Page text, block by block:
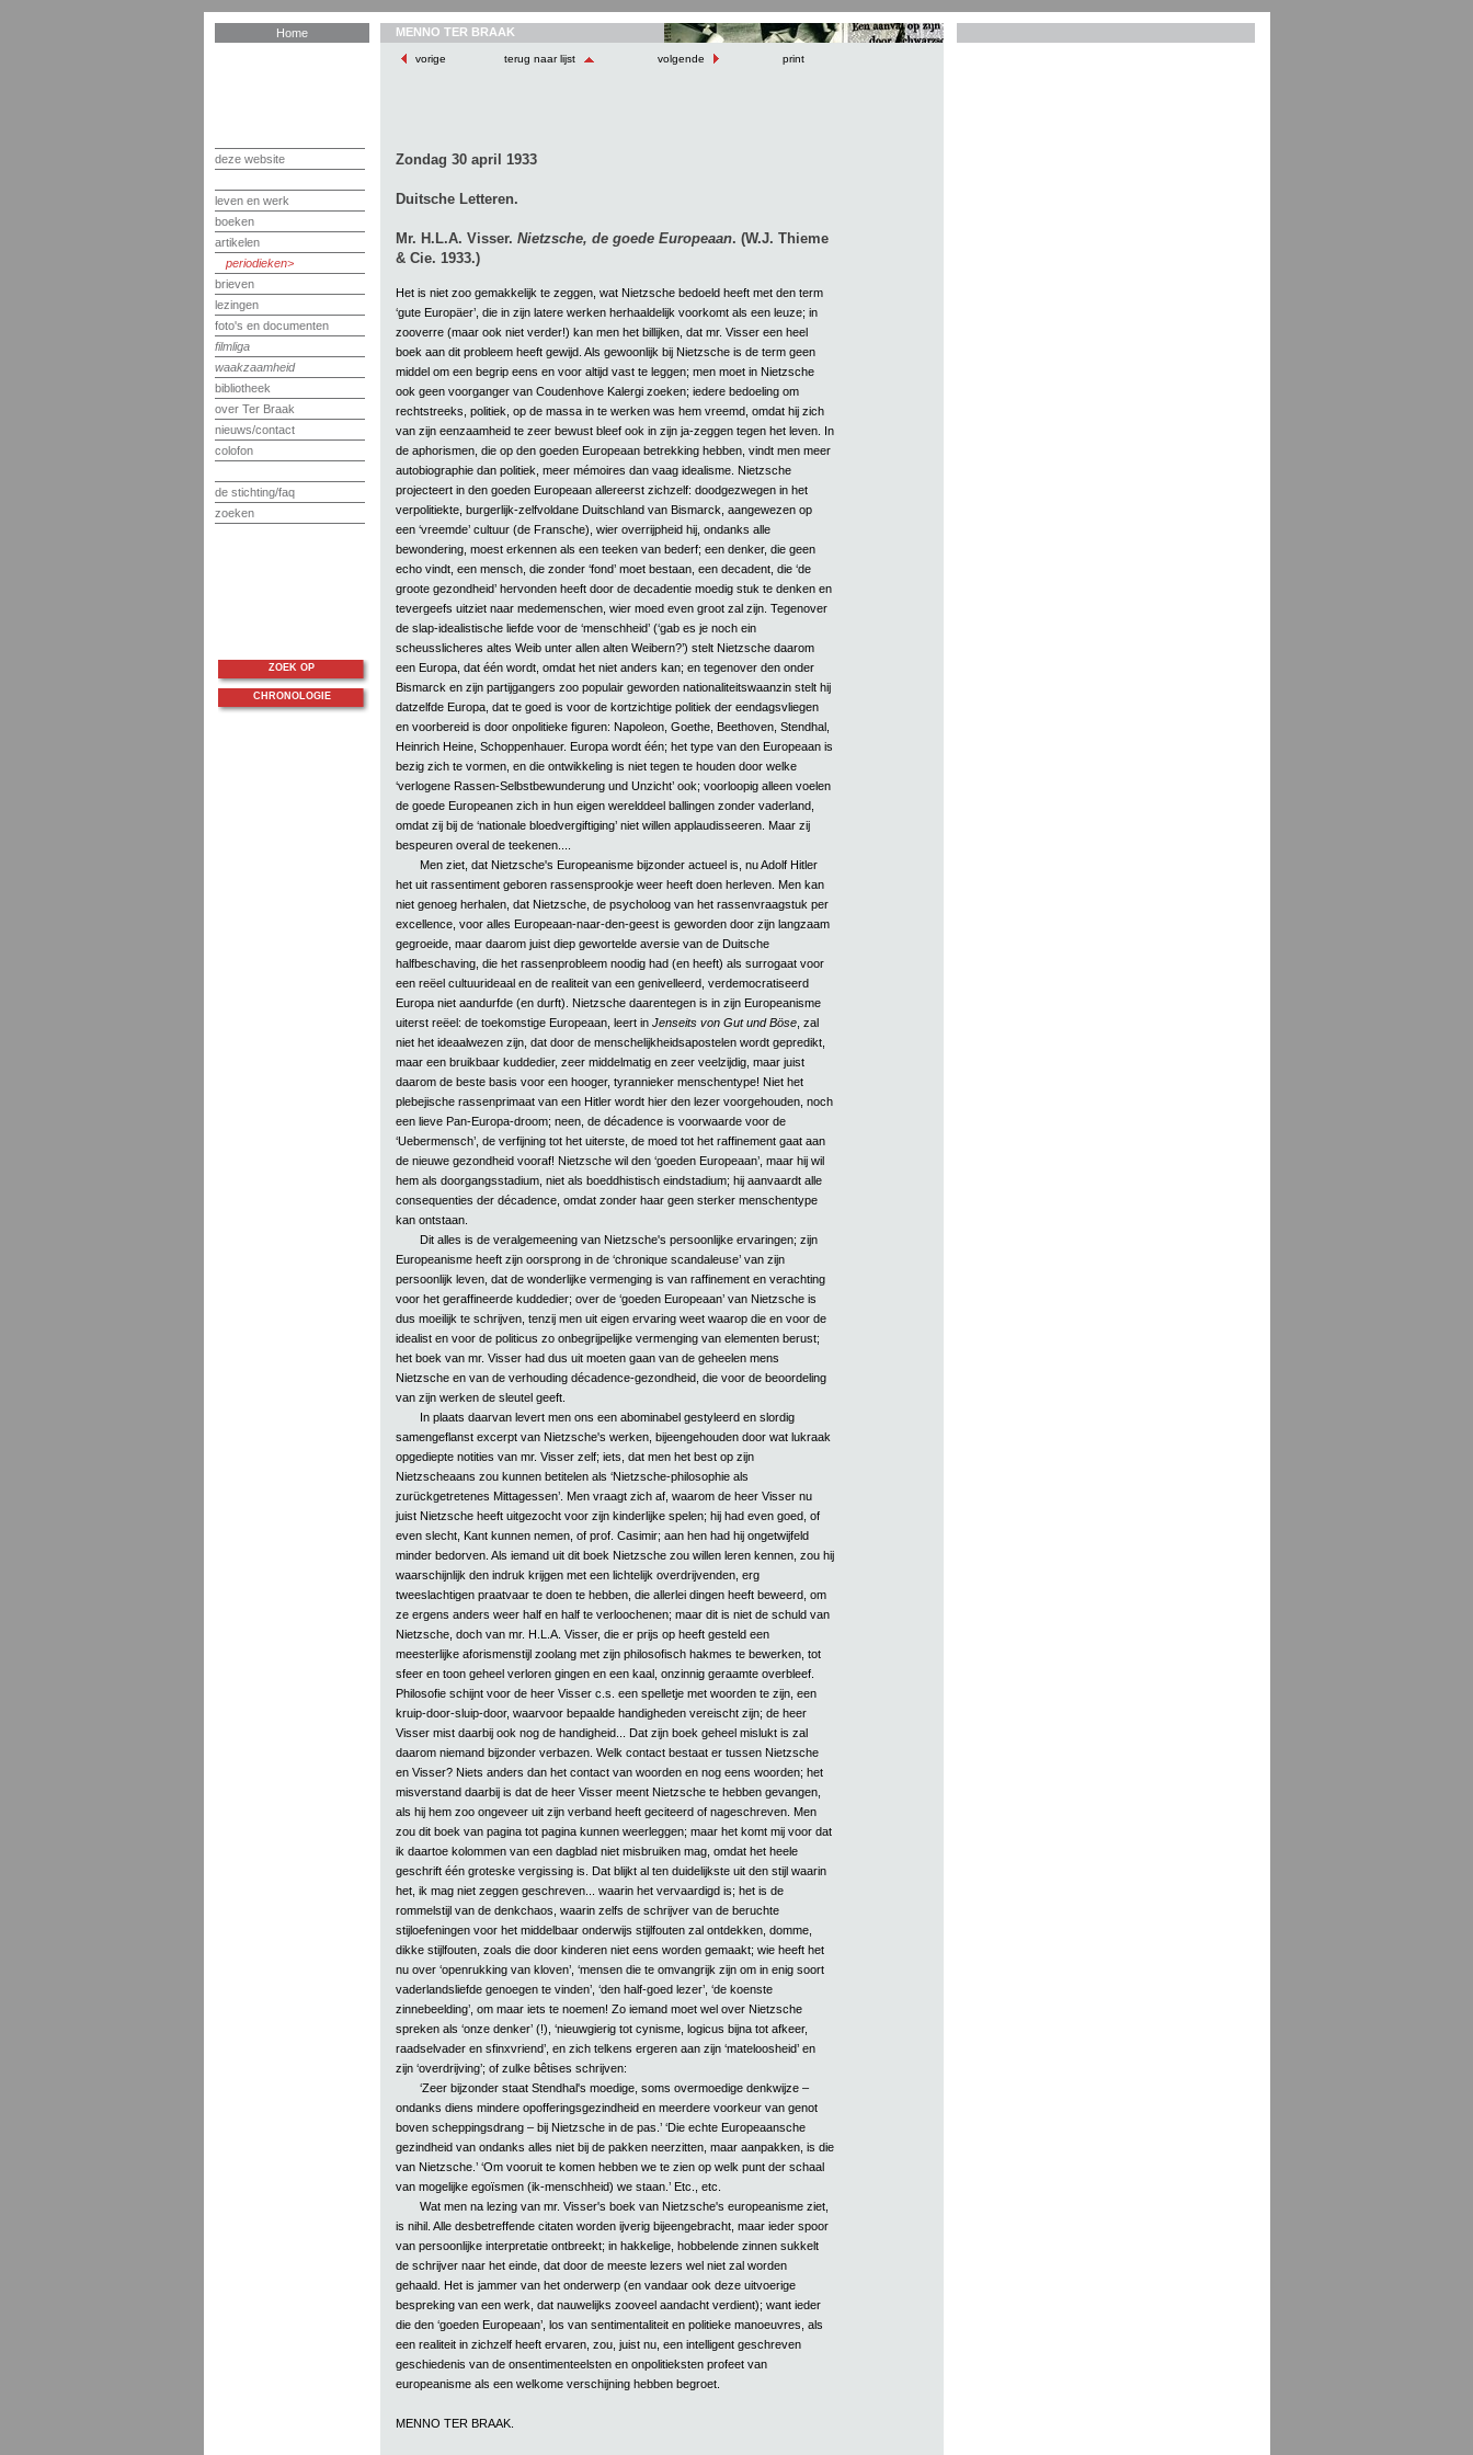
Home
deze website
leven en werk
boeken
artikelen
periodieken
brieven
lezingen
foto's en documenten
filmliga
waakzaamheid
bibliotheek
over Ter Braak
nieuws/contact
colofon
de stichting/faq
zoeken
MENNO TER BRAAK
vorige terug naar lijst volgende print
Zondag 30 april 1933
Duitsche Letteren.
Mr. H.L.A. Visser. Nietzsche, de goede Europeaan. (W.J. Thieme
& Cie. 1933.)
Het is niet zoo gemakkelijk te zeggen, wat Nietzsche bedoeld heeft met den term
‘gute Europäer’, die in zijn latere werken herhaaldelijk voorkomt als een leuze; in
zooverre (maar ook niet verder!) kan men het billijken, dat mr. Visser een heel
boek aan dit probleem heeft gewijd. Als gewoonlijk bij Nietzsche is de term geen
middel om een begrip eens en voor altijd vast te leggen; men moet in Nietzsche
ook geen voorganger van Coudenhove Kalergi zoeken; iedere bedoeling om
rechtstreeks, politiek, op de massa in te werken was hem vreemd, omdat hij zich
van zijn eenzaamheid te zeer bewust bleef ook in zijn ja-zeggen tegen het leven. In
de aphorismen, die op den goeden Europeaan betrekking hebben, vindt men meer
autobiographie dan politiek, meer mémoires dan vaag idealisme. Nietzsche
projecteert in den goeden Europeaan allereerst zichzelf: doodgezwegen in het
verpolitiekte, burgerlijk-zelfvoldane Duitschland van Bismarck, aangewezen op
een ‘vreemde’ cultuur (de Fransche), wier overrijpheid hij, ondanks alle
bewondering, moest erkennen als een teeken van bederf; een denker, die geen
echo vindt, een mensch, die zonder ‘fond’ moet bestaan, een decadent, die ‘de
groote gezondheid’ hervonden heeft door de decadentie moedig stuk te denken en
tevergeefs uitziet naar medemenschen, wier moed even groot zal zijn. Tegenover
de slap-idealistische liefde voor de ‘menschheid’ (‘gab es je noch ein
scheusslicheres altes Weib unter allen alten Weibern?’) stelt Nietzsche daarom
een Europa, dat één wordt, omdat het niet anders kan; en tegenover den onder
Bismarck en zijn partijgangers zoo populair geworden nationaliteitswaanzin stelt hij
datzelfde Europa, dat te goed is voor de kortzichtige politiek der eendagsvliegen
en voorbereid is door onpolitieke figuren: Napoleon, Goethe, Beethoven, Stendhal,
Heinrich Heine, Schoppenhauer. Europa wordt één; het type van den Europeaan is
bezig zich te vormen, en die ontwikkeling is niet tegen te houden door welke
‘verlogene Rassen-Selbstbewunderung und Unzicht’ ook; voorloopig alleen voelen
de goede Europeanen zich in hun eigen werelddeel ballingen zonder vaderland,
omdat zij bij de ‘nationale bloedvergiftiging’ niet willen applaudisseeren. Maar zij
bespeuren overal de teekenen....
Men ziet, dat Nietzsche's Europeanisme bijzonder actueel is, nu Adolf Hitler
het uit rassentiment geboren rassensprookje weer heeft doen herleven. Men kan
niet genoeg herhalen, dat Nietzsche, de psycholoog van het rassenvraagstuk per
excellence, voor alles Europeaan-naar-den-geest is geworden door zijn langzaam
gegroeide, maar daarom juist diep gewortelde aversie van de Duitsche
halfbeschaving, die het rassenprobleem noodig had (en heeft) als surrogaat voor
een reëel cultuurideaal en de realiteit van een genivelleerd, verdemocratiseerd
Europa niet aandurfde (en durft). Nietzsche daarentegen is in zijn Europeanisme
uiterst reëel: de toekomstige Europeaan, leert in Jenseits von Gut und Böse, zal
niet het ideaalwezen zijn, dat door de menschelijkheidsapostelen wordt gepredikt,
maar een bruikbaar kuddedier, zeer middelmatig en zeer veelzijdig, maar juist
daarom de beste basis voor een hooger, tyrannieker menschentype! Niet het
plebejische rassenprimaat van een Hitler wordt hier den lezer voorgehouden, noch
een lieve Pan-Europa-droom; neen, de décadence is voorwaarde voor de
‘Uebermensch’, de verfijning tot het uiterste, de moed tot het raffinement gaat aan
de nieuwe gezondheid vooraf! Nietzsche wil den ‘goeden Europeaan’, maar hij wil
hem als doorgangsstadium, niet als boeddhistisch eindstadium; hij aanvaardt alle
consequenties der décadence, omdat zonder haar geen sterker menschentype
kan ontstaan.
Dit alles is de veralgemeening van Nietzsche's persoonlijke ervaringen; zijn
Europeanisme heeft zijn oorsprong in de ‘chronique scandaleuse’ van zijn
persoonlijk leven, dat de wonderlijke vermenging is van raffinement en verachting
voor het geraffineerde kuddedier; over de ‘goeden Europeaan’ van Nietzsche is
dus moeilijk te schrijven, tenzij men uit eigen ervaring weet waarop die en voor de
idealist en voor de politicus zo onbegrijpelijke vermenging van elementen berust;
het boek van mr. Visser had dus uit moeten gaan van de geheelen mens
Nietzsche en van de verhouding décadence-gezondheid, die voor de beoordeling
van zijn werken de sleutel geeft.
In plaats daarvan levert men ons een abominabel gestyleerd en slordig
samengeflanst excerpt van Nietzsche's werken, bijeengehouden door wat lukraak
opgediepte notities van mr. Visser zelf; iets, dat men het best op zijn
Nietzscheaans zou kunnen betitelen als ‘Nietzsche-philosophie als
zurückgetretenes Mittagessen’. Men vraagt zich af, waarom de heer Visser nu
juist Nietzsche heeft uitgezocht voor zijn kinderlijke spelen; hij had even goed, of
even slecht, Kant kunnen nemen, of prof. Casimir; aan hen had hij ongetwijfeld
minder bedorven. Als iemand uit dit boek Nietzsche zou willen leren kennen, zou hij
waarschijnlijk den indruk krijgen met een lichtelijk overdrijvenden, erg
tweeslachtigen praatvaar te doen te hebben, die allerlei dingen heeft beweerd, om
ze ergens anders weer half en half te verloochenen; maar dit is niet de schuld van
Nietzsche, doch van mr. H.L.A. Visser, die er prijs op heeft gesteld een
meesterlijke aforismenstijl zoolang met zijn philosofisch hakmes te bewerken, tot
sfeer en toon geheel verloren gingen en een kaal, onzinnig geraamte overbleef.
Philosofie schijnt voor de heer Visser c.s. een spelletje met woorden te zijn, een
kruip-door-sluip-door, waarvoor bepaalde handigheden vereischt zijn; de heer
Visser mist daarbij ook nog de handigheid... Dat zijn boek geheel mislukt is zal
daarom niemand bijzonder verbazen. Welk contact bestaat er tussen Nietzsche
en Visser? Niets anders dan het contact van woorden en nog eens woorden; het
misverstand daarbij is dat de heer Visser meent Nietzsche te hebben gevangen,
als hij hem zoo ongeveer uit zijn verband heeft geciteerd of nageschreven. Men
zou dit boek van pagina tot pagina kunnen weerleggen; maar het komt mij voor dat
ik daartoe kolommen van een dagblad niet misbruiken mag, omdat het heele
geschrift één groteske vergissing is. Dat blijkt al ten duidelijkste uit den stijl waarin
het, ik mag niet zeggen geschreven... waarin het vervaardigd is; het is de
rommelstijl van de denkchaos, waarin zelfs de schrijver van de beruchte
stijloefeningen voor het middelbaar onderwijs stijlfouten zal ontdekken, domme,
dikke stijlfouten, zoals die door kinderen niet eens worden gemaakt; wie heeft het
nu over ‘openrukking van kloven’, ‘mensen die te omvangrijk zijn om in enig soort
vaderlandsliefde genoegen te vinden’, ‘den half-goed lezer’, ‘de koenste
zinnebeelding’, om maar iets te noemen! Zo iemand moet wel over Nietzsche
spreken als ‘onze denker’ (!), ‘nieuwgierig tot cynisme, logicus bijna tot afkeer,
raadselvader en sfinxvriend’, en zich telkens ergeren aan zijn ‘mateloosheid’ en
zijn ‘overdrijving’; of zulke bêtises schrijven:
‘Zeer bijzonder staat Stendhal's moedige, soms overmoedige denkwijze –
ondanks diens mindere opofferingsgezindheid en meerdere voorkeur van genot
boven scheppingsdrang – bij Nietzsche in de pas.’ ‘Die echte Europeaansche
gezindheid van ondanks alles niet bij de pakken neerzitten, maar aanpakken, is die
van Nietzsche.’ ‘Om vooruit te komen hebben we te zien op welk punt der schaal
van mogelijke egoïsmen (ik-menschheid) we staan.’ Etc., etc.
Wat men na lezing van mr. Visser's boek van Nietzsche's europeanisme ziet,
is nihil. Alle desbetreffende citaten worden ijverig bijeengebracht, maar ieder spoor
van persoonlijke interpretatie ontbreekt; in hakkelige, hobbelende zinnen sukkelt
de schrijver naar het einde, dat door de meeste lezers wel niet zal worden
gehaald. Het is jammer van het onderwerp (en vandaar ook deze uitvoerige
bespreking van een werk, dat nauwelijks zooveel aandacht verdient); want ieder
die den ‘goeden Europeaan’, los van sentimentaliteit en politieke manoeuvres, als
een realiteit in zichzelf heeft ervaren, zou, juist nu, een intelligent geschreven
geschiedenis van de onsentimenteelsten en onpolitieksten profeet van
europeanisme als een welkome verschijning hebben begroet.
MENNO TER BRAAK.
ZOEK OP
CHRONOLOGIE